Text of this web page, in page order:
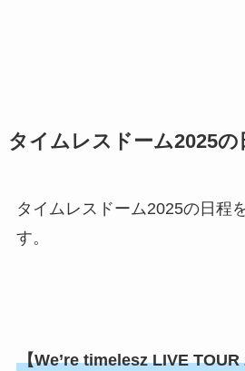
タイムレスドーム2025の
タイムレスドーム2025の日程
す。
【We’re timelesz LIVE